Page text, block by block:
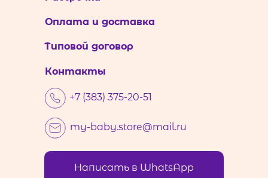
Контакты
+7 (383) 375-20-51
my-baby.store@mail.ru
Оплата и доставка
Написать в WhatsApp
Типовой договор